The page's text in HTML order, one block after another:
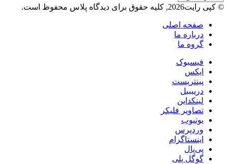
© کپی رایت2026, کلیه حقوق برای دیدگاه پلاس محفوظ است.
صفحه اصلی
درباره ما
گروه ما
فیسبوک
ایکس
پینتریست
دریبببل
لینکداین
تصاویر فلیکر
یوتیوب
وردپرس
اینستاگرام
پی‌پال
گوگل پلی